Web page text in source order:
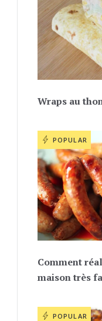
Wraps au
POPULAR
Comment
maison très
POPULAR